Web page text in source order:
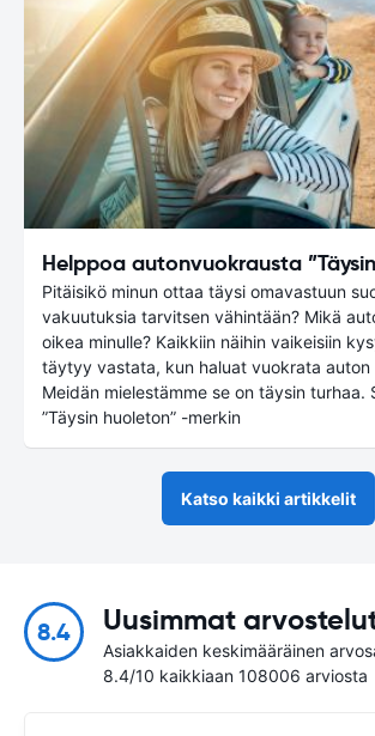
Helppoa autonvuokrausta
Pitäisikö minun ottaa täysi omavastuun
vakuutuksia tarvitsen vähintään? Mikä
oikea minulle? Kaikkiin näihin vaikeisiin
täytyy vastata, kun haluat vuokrata auton
Meidän mielestämme se on täysin turhaa.
”Täysin huoleton” -merkin
Katso kaikki artikkelit
8.4 Uusimmat
Asiakkaiden keskimääräinen
8.4/10 kaikkiaan 108006 arviosta